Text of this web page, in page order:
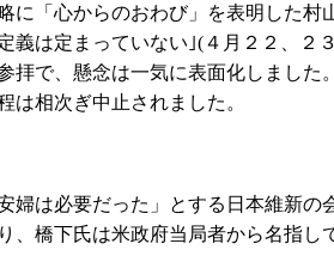
「心からのおわび」を表明した村
義は定まっていない｣(４月２２、２
拝で、懸念は一気に表面化しました
は相次ぎ中止されました。
は必要だった」とする日本維新の
、橋下氏は米政府当局者から名指し